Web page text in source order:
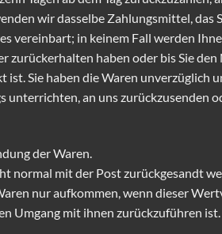
wir dasselbe Zahlungsmittel,
vereinbart; in keinem Fall werden
zurückerhalten haben oder bis Sie
Sie haben die Waren unverzüglich
unterrichten, an uns zurückzusenden
der Waren.
normal mit der Post zurückgesandt
nur aufkommen, wenn dieser
Umgang mit ihnen zurückzuführen ist.